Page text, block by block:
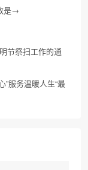
是→
节祭扫工作的通
”服务温暖人生“最